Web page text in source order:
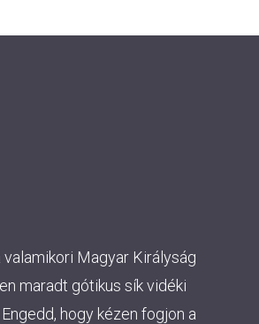
valamikori Magyar Királyság
maradt gótikus sík vidéki
hogy kézen fogjon a